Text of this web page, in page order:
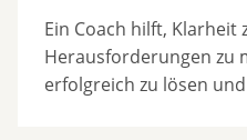
Ein Coach hilft, Klarheit
Herausforderungen zu
erfolgreich zu lösen